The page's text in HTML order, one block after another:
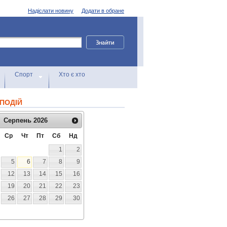
Додати в обране
Надіслати новину
Спорт Хто є хто
Серпень 2026
Ср Чт Пт Сб
Нд
1
2
5 6 7 8
9
12 13 14 15
16
19 20 21 22
23
26 27 28 29
30